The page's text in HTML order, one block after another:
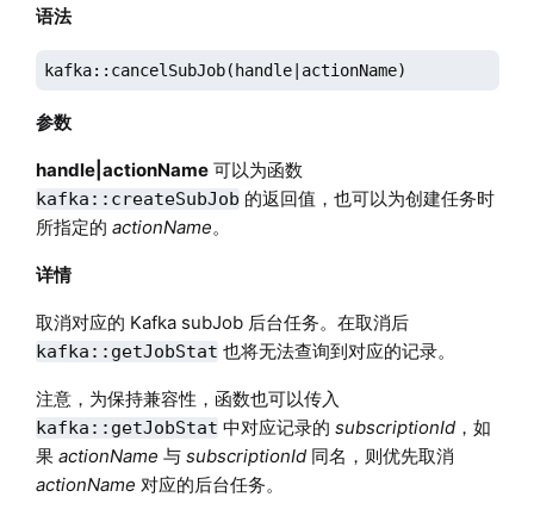
语法
kafka::cancelSubJob(handle|actionName)
参数
handle|actionName可以为函数
kafka::createSubJob的返回值，也可以为创建任务时
所指定的 actionName。
详情
取消对应的 Kafka subJob 后台任务。在取消后
kafka::getJobStat 也将无法查询到对应的记录。
注意，为保持兼容性，函数也可以传入
kafka::getJobStat 中对应记录的 subscriptionId，如
果 actionName 与 subscriptionId同名，则优先取消
actionName 对应的后台任务。